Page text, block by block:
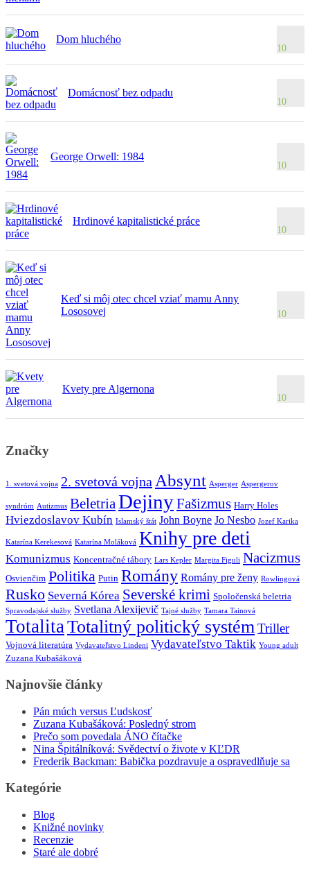
Dom hluchého
10
Domácnosť bez odpadu
10
George Orwell: 1984
10
Hrdinové kapitalistické práce
10
Keď si môj otec chcel vziať mamu Anny
Lososovej
10
Kvety pre Algernona
10
Značky
1. svetová vojna 2. svetová vojna Absynt Asperger Aspergerov
syndróm Autizmus BeletriaDejinyFašizmus Harry Holes
Hviezdoslavov Kubín Islamský štát John Boyne Jo Nesbo Jozef Karika
Katarína Kerekesová Katarína Moláková Knihy pre deti
Komunizmus Koncentračné tábory Lars Kepler Margita Figuli Nacizmus
Osvienčim Politika Putin Romány Romány pre ženy Rowlingová
Rusko Severná Kórea Severské krimi Spoločenská beletria
Spravodajské služby Svetlana Alexijevič Tajné služby Tamara Tainová
TotalitaTotalitný politický systémTriller
Vojnová literatúra Vydavateľstvo Lindeni Vydavateľstvo Taktik Young adult
Zuzana Kubašáková
Najnovšie články
Pán múch versus Ľudskosť
Zuzana Kubašáková: Posledný strom
Prečo som povedala ÁNO čítačke
Nina Špitálníková: Svědectví o živote v KĽDR
Frederik Backman: Babička pozdravuje a ospravedlňuje sa
Kategórie
Blog
Knižné novinky
Recenzie
Staré ale dobré